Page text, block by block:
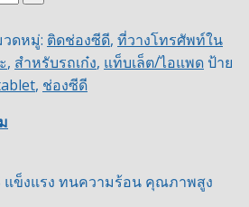
ดหมู่: ติดช่องซีดี, ที่วางโทรศัพท์ใน
, สำหรับรถเก๋ง, แท็บเล็ต/ไอแพดป้าย
, ช่องซีดี
แข็งแรง ทนความร้อน คุณภาพสูง